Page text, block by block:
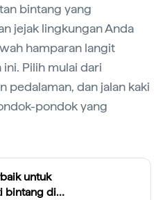
bintang yang
jejak lingkungan Anda
hamparan langit
Pilih mulai dari
pedalaman, dan jalan kaki
pondok yang
untuk
bintang di